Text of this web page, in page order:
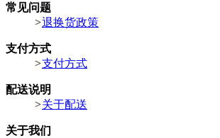
常见问题
>退换货政策
支付方式
>支付方式
配送说明
>关于配送
关于我们